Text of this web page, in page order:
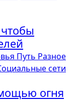
Путь Разное
сети
огня